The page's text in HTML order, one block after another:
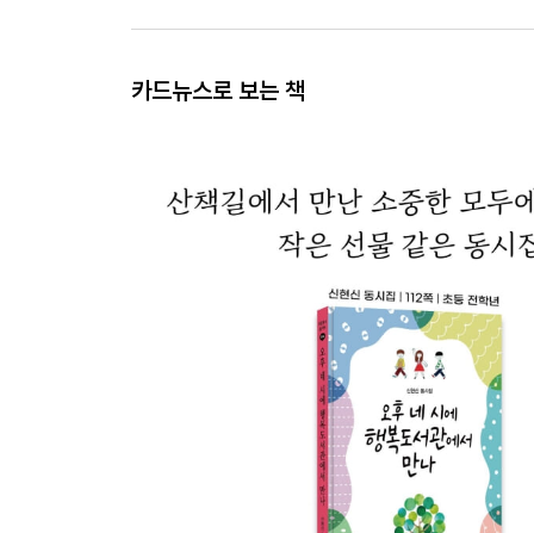
카드뉴스로 보는 책